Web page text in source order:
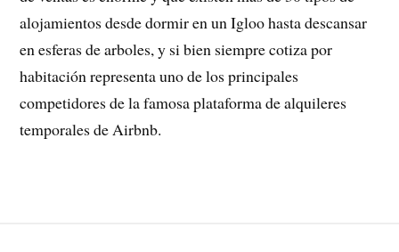
alojamientos desde dormir en un Igloo hasta descansar
en esferas de arboles, y si bien siempre cotiza por
habitación representa uno de los principales
competidores de la famosa plataforma de alquileres
temporales de Airbnb.